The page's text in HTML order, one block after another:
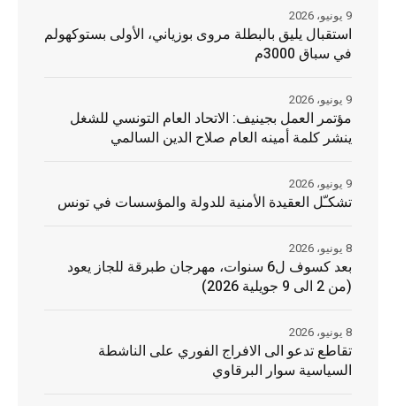
استقبال يليق بالبطلة مروى بوزياني، الأولى بستوكهولم
في سباق 3000م
9 يونيو، 2026
مؤتمر العمل بجينيف: الاتحاد العام التونسي للشغل
ينشر كلمة أمينه العام صلاح الدين السالمي
9 يونيو، 2026
تشكـّل العقيدة الأمنية للدولة والمؤسسات في تونس
9 يونيو، 2026
بعد كسوف ل6 سنوات، مهرجان طبرقة للجاز يعود
(من 2 الى 9 جويلية 2026)
8 يونيو، 2026
تقاطع تدعو الى الافراج الفوري على الناشطة
السياسية سوار البرقاوي
8 يونيو، 2026